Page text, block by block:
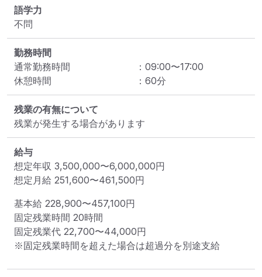
語学力
不問
勤務時間
通常勤務時間
： 09:00〜17:00
休憩時間
： 60分
残業の有無について
残業が発生する場合があります
給与
想定年収 3,500,000〜6,000,000円
想定月給 251,600〜461,500円
基本給 228,900〜457,100円
固定残業時間 20時間
固定残業代 22,700〜44,000円
※固定残業時間を超えた場合は超過分を別途支給